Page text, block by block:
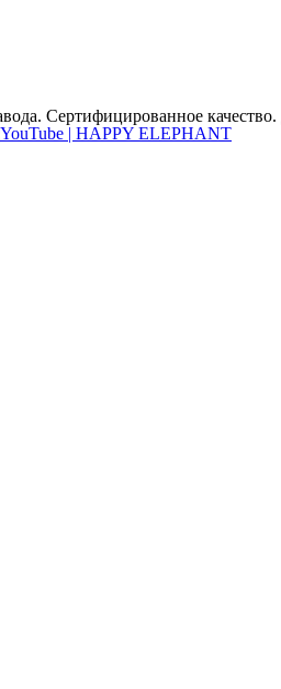
Сертифицированное качество.